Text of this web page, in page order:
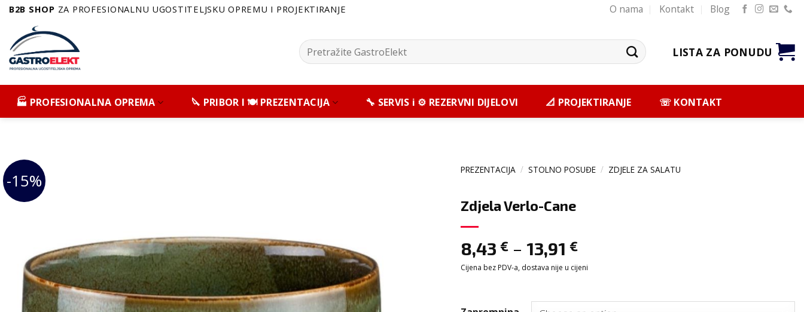
Skip
content
B2B SHOP ZA PROFESIONALNU UGOSTITELJSKU OPREMU I PROJEKTIRANJE O nama Kontakt Blog
Pretražite: LISTA ZA PONUDU
🏭 PROFESIONALNA OPREMA 🔪 PRIBOR I 🍽️ PREZENTACIJA 🔧 SERVIS i ⚙️ REZERVNI DIJELOVI 📐 PROJEKTIRANJE ☏ KONTAKT
-15%
PREZENTACIJA / STOLNO POSUĐE / ZDJELE ZA SALATU
Zdjela Verlo-Cane
8,43 €– 13,91 €
Cijena bez PDV-a, dostava nije u cijeni